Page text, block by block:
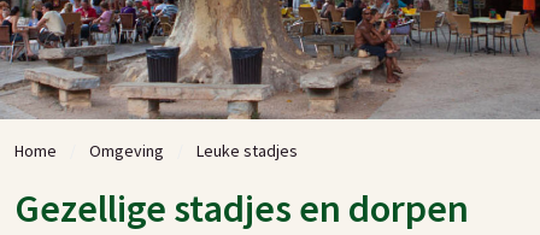
Home Omgeving Leuke stadjes
Gezellige stadjes en dorpen